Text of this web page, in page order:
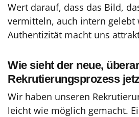
Wert darauf, dass das Bild,
vermitteln, auch intern gelebt
Authentizität macht uns
Wie sieht der neue,
Rekrutierungsprozess
Wir haben unseren
leicht wie möglich gemacht.